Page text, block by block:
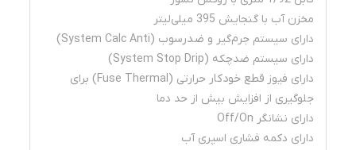
مخزن آب با گنجایش 395 میلی‌لیتر
دارای سیستم جرم‌گیر و ضدرسوب (System Calc Anti)
دارای سیستم ضدچكه (System Stop Drip)
دارای فیوز قطع خودکار
حرارتی (Fuse Thermal) برای
جلوگیری از افزایش بیش از حد دما
دارای نشانگر Off/On
دارای دکمه فشاری اسپری آب